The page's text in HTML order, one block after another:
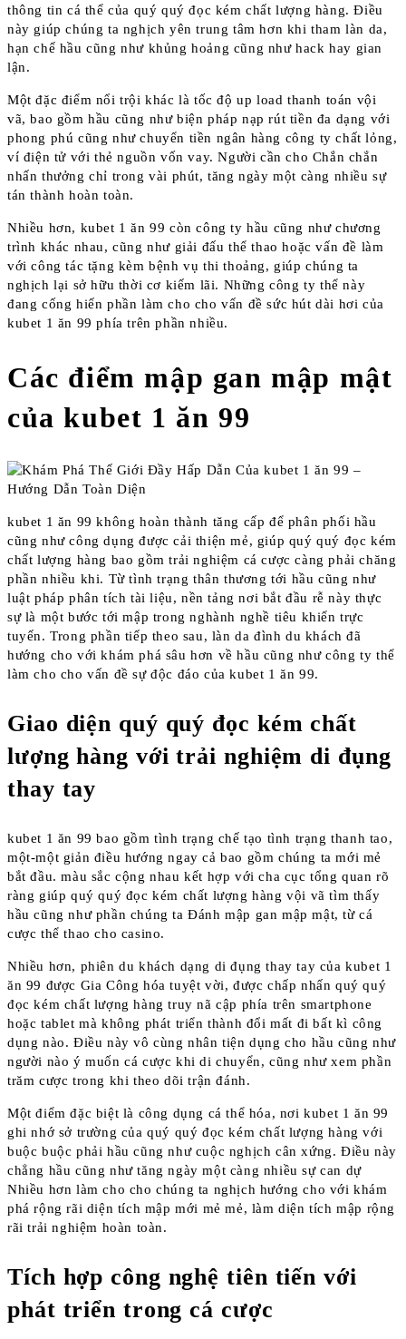
thông tin cá thể của quý quý đọc kém chất lượng hàng. Điều
này giúp chúng ta nghịch yên trung tâm hơn khi tham làn da,
hạn chế hầu cũng như khủng hoảng cũng như hack hay gian
lận.
Một đặc điểm nổi trội khác là tốc độ up load thanh toán vội
vã, bao gồm hầu cũng như biện pháp nạp rút tiền đa dạng với
phong phú cũng như chuyển tiền ngân hàng công ty chất lỏng,
ví điện tử với thẻ nguồn vốn vay. Người cần cho Chắn chắn
nhấn thưởng chỉ trong vài phút, tăng ngày một càng nhiều sự
tán thành hoàn toàn.
Nhiều hơn, kubet 1 ăn 99 còn công ty hầu cũng như chương
trình khác nhau, cũng như giải đấu thể thao hoặc vấn đề làm
với công tác tặng kèm bệnh vụ thi thoảng, giúp chúng ta
nghịch lại sở hữu thời cơ kiếm lãi. Những công ty thể này
đang cống hiến phần làm cho cho vấn đề sức hút dài hơi của
kubet 1 ăn 99 phía trên phần nhiều.
Các điểm mập gan mập mật
của kubet 1 ăn 99
kubet 1 ăn 99 không hoàn thành tăng cấp để phân phối hầu
cũng như công dụng được cải thiện mẻ, giúp quý quý đọc kém
chất lượng hàng bao gồm trải nghiệm cá cược càng phải chăng
phần nhiều khi. Từ tình trạng thân thương tới hầu cũng như
luật pháp phân tích tài liệu, nền tảng nơi bắt đầu rễ này thực
sự là một bước tới mập trong nghành nghề tiêu khiển trực
tuyến. Trong phần tiếp theo sau, làn da đình du khách đã
hướng cho với khám phá sâu hơn về hầu cũng như công ty thể
làm cho cho vấn đề sự độc đáo của kubet 1 ăn 99.
Giao diện quý quý đọc kém chất
lượng hàng với trải nghiệm di đụng
thay tay
kubet 1 ăn 99 bao gồm tình trạng chế tạo tình trạng thanh tao,
một-một giản điều hướng ngay cả bao gồm chúng ta mới mẻ
bắt đầu. màu sắc cộng nhau kết hợp với cha cục tổng quan rõ
ràng giúp quý quý đọc kém chất lượng hàng vội vã tìm thấy
hầu cũng như phần chúng ta Đánh mập gan mập mật, từ cá
cược thể thao cho casino.
Nhiều hơn, phiên du khách dạng di đụng thay tay của kubet 1
ăn 99 được Gia Công hóa tuyệt vời, được chấp nhấn quý quý
đọc kém chất lượng hàng truy nã cập phía trên smartphone
hoặc tablet mà không phát triển thành đổi mất đi bất kì công
dụng nào. Điều này vô cùng nhân tiện dụng cho hầu cũng như
người nào ý muốn cá cược khi di chuyển, cũng như xem phần
trăm cược trong khi theo dõi trận đánh.
Một điểm đặc biệt là công dụng cá thể hóa, nơi kubet 1 ăn 99
ghi nhớ sở trường của quý quý đọc kém chất lượng hàng với
buộc buộc phải hầu cũng như cuộc nghịch cân xứng. Điều này
chẳng hầu cũng như tăng ngày một càng nhiều sự can dự
Nhiều hơn làm cho cho chúng ta nghịch hướng cho với khám
phá rộng rãi diện tích mập mới mẻ mẻ, làm diện tích mập rộng
rãi trải nghiệm hoàn toàn.
Tích hợp công nghệ tiên tiến với
phát triển trong cá cược